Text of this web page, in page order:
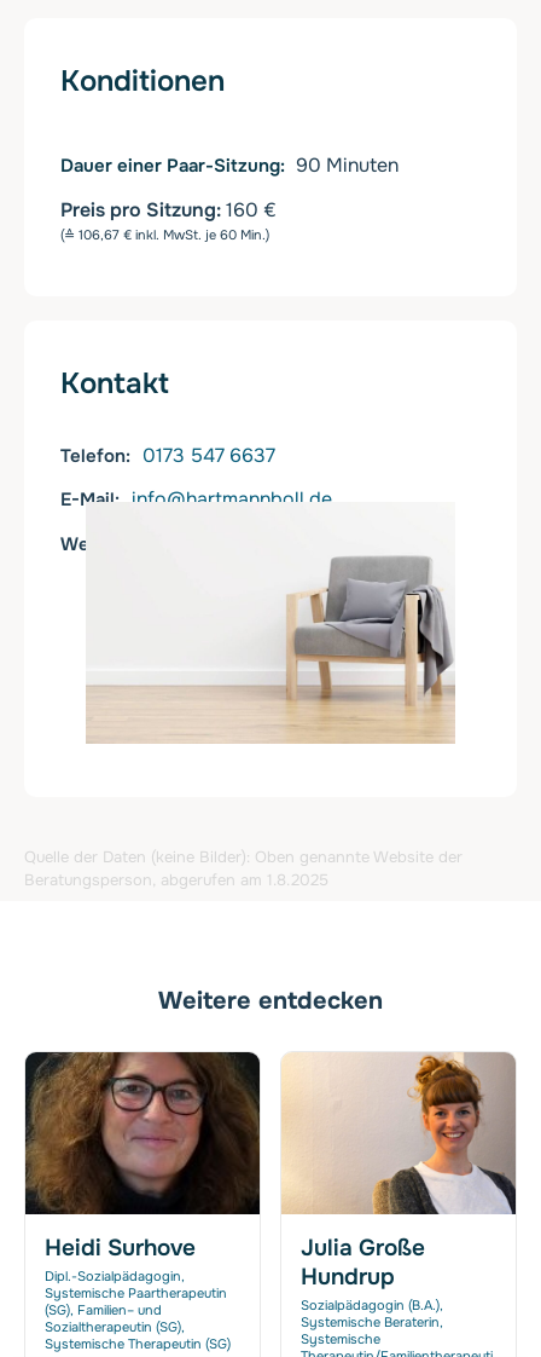
Konditionen
Dauer einer Paar-Sitzung 90 Minuten
Preis pro Sitzung:160 €
(≙ 106,67 € inkl. MwSt. je 60 Min.)
Kontakt
Telefon 0173 547 6637
E-Mail info@hartmannboll.de
Web
Quelle der Daten (keine Bilder): Oben genannte Website der
Beratungsperson, abgerufen am 1.8.2025
Weitere entdecken
Heidi Surhove
Dipl.-Sozialpädagogin,
Systemische Paartherapeutin
(SG), Familien– und
Sozialtherapeutin (SG),
Systemische Therapeutin (SG)
Julia Große
Hundrup
Sozialpädagogin (B.A.),
Systemische Beraterin,
Systemische